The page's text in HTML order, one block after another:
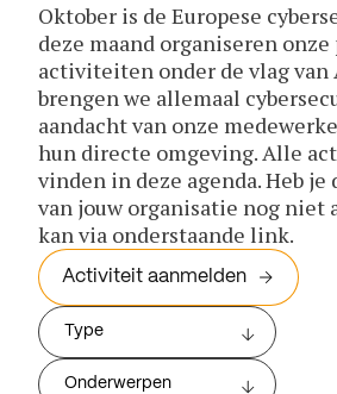
Oktober is de Europese
deze maand organiseren
activiteiten onder de vlag
brengen we allemaal
aandacht van onze
hun directe omgeving. Alle
vinden in deze agenda. Heb
van jouw organisatie nog niet
kan via onderstaande link.
Activiteit aanmelden
Type
Onderwerpen